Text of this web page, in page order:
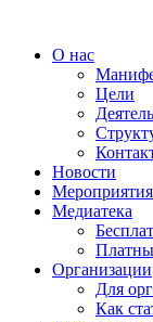
содержимому
О нас
Цели
Новости
Мероприятия
Медиатека
Организации
Для
Как